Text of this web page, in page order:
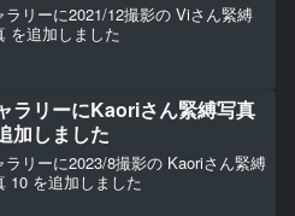
ラリーに2021/12撮影の Viさん緊縛
を追加しました
ラリーにKaoriさん緊縛写真
加しました
ラリーに2023/8撮影の Kaoriさん緊縛
10 を追加しました